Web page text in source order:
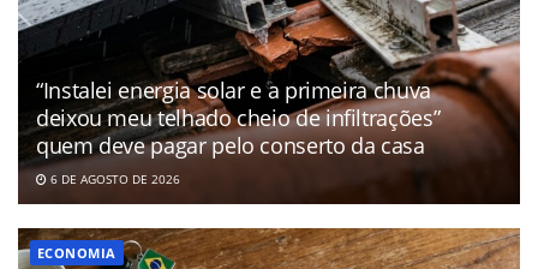
“Instalei energia solar e a primeira chuva
deixou meu telhado cheio de infiltrações”
quem deve pagar pelo conserto da casa
6 DE AGOSTO DE 2026
ECONOMIA